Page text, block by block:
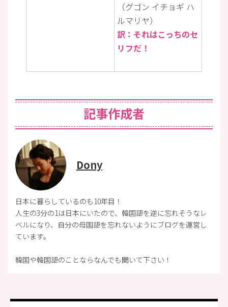
（グゴン イチョギ ハ
ルマリヤ）
訳：それはこっちのセ
リフだ！
記事作成者
Dony
日本に暮らしているのも10年目！
人生の3分の1は日本にいたので、韓国語を逆に忘れそうなレ
ベルになり、自分の母国語を忘れないようにブログを運営し
ています。
韓国や韓国語のことならなんでも聞いて下さい！